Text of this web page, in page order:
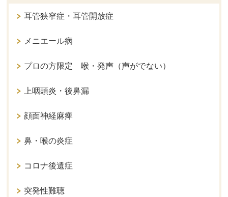
耳管狭窄症・耳管開放症
メニエール病
プロの方限定 喉・発声（声がでない）
上咽頭炎・後鼻漏
顔面神経麻痺
鼻・喉の炎症
コロナ後遺症
突発性難聴